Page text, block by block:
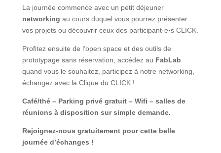
La journée commence avec un petit déjeuner
networking au cours duquel vous pourrez présenter
vos projets ou découvrir ceux des participant·e·s CLICK.
Profitez ensuite de l’open space et des outils de
prototypage sans réservation, accédez au FabLab
quand vous le souhaitez, participez à notre networking,
échangez avec la Clique du CLICK !
Café/thé – Parking privé gratuit – Wifi – salles de
réunions à disposition sur simple demande.
Rejoignez-nous gratuitement pour cette belle
journée d’échanges !